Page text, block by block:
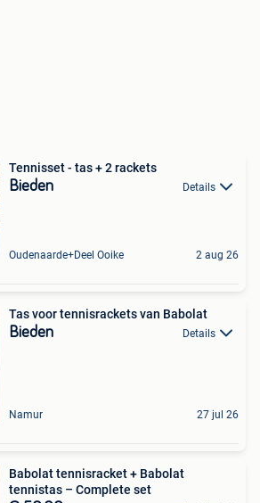
Tennisset - tas + 2 rackets
Bieden Details
Oudenaarde+Deel Ooike 2 aug 26
Tas voor tennisrackets van Babolat
Bieden Details
Namur 27 jul 26
Babolat tennisracket + Babolat
tennistas – Complete set